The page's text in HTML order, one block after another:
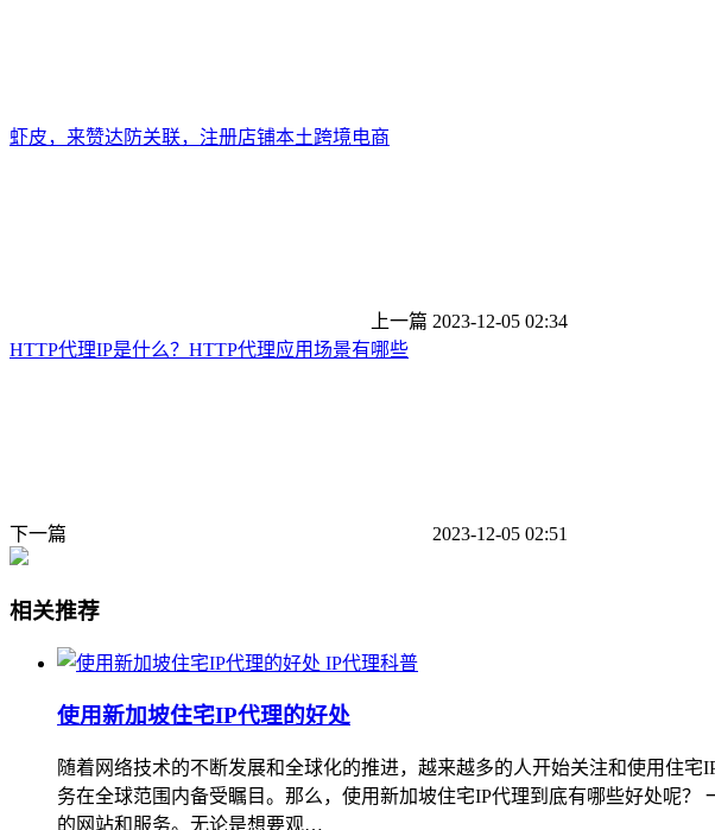
虾皮，来赞达防关联，注册店铺本土跨境电商
上一篇 2023-12-05 02:34
HTTP代理IP是什么？HTTP代理应用场景有哪些
下一篇 2023-12-05 02:51
相关推荐
IP代理科普
使用新加坡住宅IP代理的好处
随着网络技术的不断发展和全球化的推进，越来越多的人开始关注和使用住
务在全球范围内备受瞩目。那么，使用新加坡住宅IP代理到底有哪些好处呢
的网站和服务。无论是想要观…